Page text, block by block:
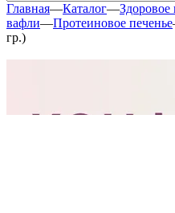
Главная—Каталог—Здоровое
вафли—Протеиновое печенье
гр.)